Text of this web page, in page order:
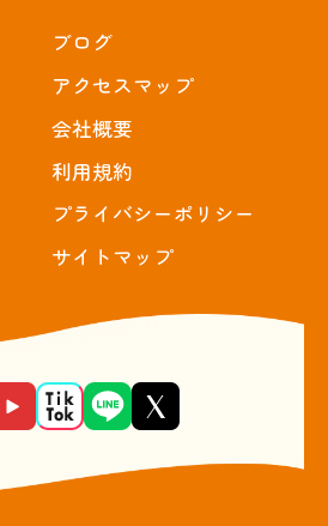
ブログ
アクセスマップ
会社概要
利用規約
プライバシーポリシー
サイトマップ